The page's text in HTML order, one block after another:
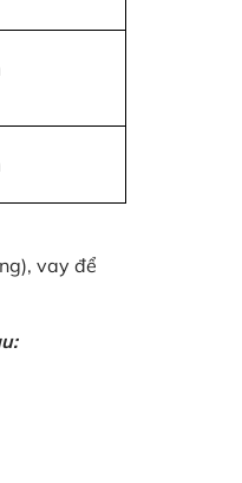
vay để